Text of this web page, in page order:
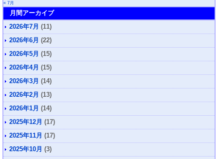
« 7月
月間アーカイブ
2026年7月 (11)
2026年6月 (22)
2026年5月 (15)
2026年4月 (15)
2026年3月 (14)
2026年2月 (13)
2026年1月 (14)
2025年12月 (17)
2025年11月 (17)
2025年10月 (3)